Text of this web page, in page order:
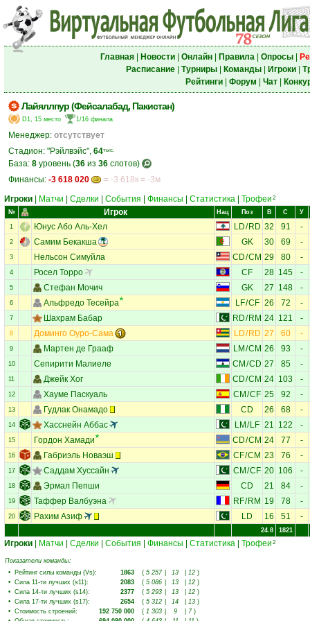
Главная| Новости| Онлайн| Правила| Опросы|
Расписание| Турниры| Команды| Игроки|
Рейтинги| Форум Чат|
Лайяллпур (Фейсалабад, Пакистан)
D1, 15 место 1/16 финала
Менеджер: отсутствует
Стадион: "Рэйлвэйс", 64тыс.
База: 8 уровень (36 из 36 слотов)
Финансы: -3 618 020
= -3 618к = -3м
Игроки
Матчи Сделки События Финансы Статистика Трофеи 2
№ Игрок Нац Поз В С У
1 Юнус Або Аль-Хел LD/RD 32 91 -
2 Самим Бекакша GK 30 69 -
3 Нельсон Симуйла CD/CM 29 80 -
4 Росел Торро CF 28 145 -
5 Стефан Мочич GK 27 148 -
6 Альфредо Тесейра LF/CF 26 72 -
7 Шахрам Бабар RD/ RM 24 121 -
8 Доминго Оуро-Сама LD/RD 27 60 -
9 Мартен де Грааф LM /CM 26 93 -
10 Сепирити Малиеле CM /CD 27 85 -
11 Джейк Хог CD/CM 24 103 -
12 Хауме Паскуаль CM /CF 25 92 -
13 Гудлак Онамадо CD 26 68 -
14 Хасснейн Аббас LM / LF 21 122 -
15 Гордон Хамади CD/CM 24 77 -
16 Габриэль Новаэш CF/CM 23 76 -
17 Саддам Хуссайн CM /CF 20 106 -
18 Эрмал Пепши CD 21 84 -
19 Таффер Валбуэна RF/ RM 19 78 -
20 Рахим Азиф LD 16 51 -
24.8 1821
Игроки Матчи Сделки События Финансы Статистика Трофеи 2
Показатели команды:
• Рейтинг силы команды (Vs): 1863 ( 5 257 13 12 )
• Сила 11-ти лучших (s11): 2083 ( 5 086 13 12 )
• Сила 14-ти лучших (s14): 2377 ( 5 293 13 12 )
• Сила 17-ти лучших (s17): 2654 ( 5 312 14 13 )
• Стоимость строений: 192 750 000 ( 1 303 9 7 )